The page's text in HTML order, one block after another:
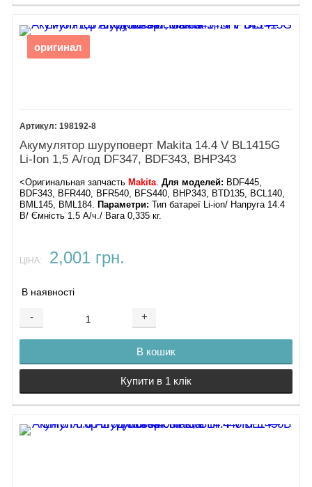
оригинал
198192-8
Акумулятор шуруповерт Makita 14.4 V BL1415G
Li-Ion 1,5 А/год DF347, BDF343, BHP343
<Оригинальная запчасть Makita.Для моделей: BDF445,
BDF343, BFR440, BFR540, BFS440, BHP343, BTD135, BCL140,
BML145, BML184. Параметри: Тип батареї Li-ion/ Напруга 14.4
В/ Ємність 1.5 А/ч./ Вага 0,335 кг.
ЦІНА: 2,001 грн.
В наявності
- +
В кошик
Купити в 1 клік